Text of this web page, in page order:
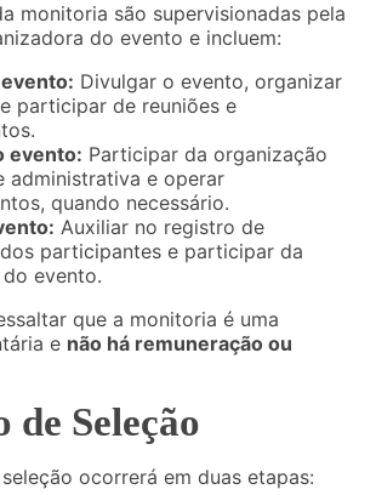
monitoria são supervisionadas pela
do evento e incluem:
Divulgar o evento, organizar
participar de reuniões e
evento: Participar da organização
administrativa e operar
quando necessário.
Auxiliar no registro de
participantes e participar da
evento.
que a monitoria é uma
e não há remuneração ou
de Seleção
ocorrerá em duas etapas: